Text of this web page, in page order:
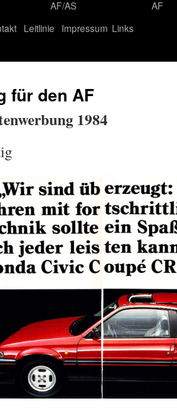
AF/AS
AF
Leitlinie Impressum Links
für den AF
1984